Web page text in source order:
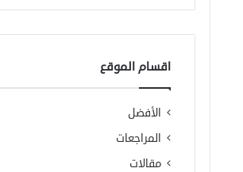
اقسام الموقع
الأفضل
المراجعات
مقالات